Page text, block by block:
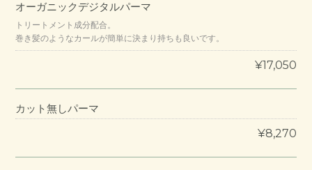
オーガニックデジタルパーマ
トリートメント成分配合。
巻き髪のようなカールが簡単に決まり持ちも良いです。
¥17,050
カット無しパーマ
¥8,270